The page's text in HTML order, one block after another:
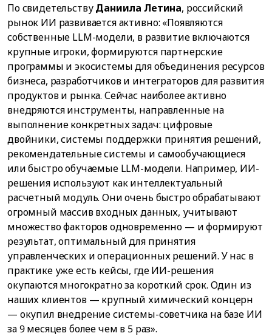
По свидетельствуДаниила Летина, российский
рынок ИИ развивается активно: «Появляются
собственные LLM-модели, в развитие включаются
крупные игроки, формируются партнерские
программы и экосистемы для объединения ресурсов
бизнеса, разработчиков и интеграторов для развития
продуктов и рынка. Сейчас наиболее активно
внедряются инструменты, направленные на
выполнение конкретных задач: цифровые
двойники, системы поддержки принятия решений,
рекомендательные системы и самообучающиеся
или быстро обучаемые LLM-модели. Например, ИИ-
решения используют как интеллектуальный
расчетный модуль. Они очень быстро обрабатывают
огромный массив входных данных, учитывают
множество факторов одновременно — и формируют
результат, оптимальный для принятия
управленческих и операционных решений. У нас в
практике уже есть кейсы, где ИИ-решения
окупаются многократно за короткий срок. Один из
наших клиентов — крупный химический концерн
— окупил внедрение системы-советчика на базе ИИ
за 9 месяцев более чем в 5 раз».